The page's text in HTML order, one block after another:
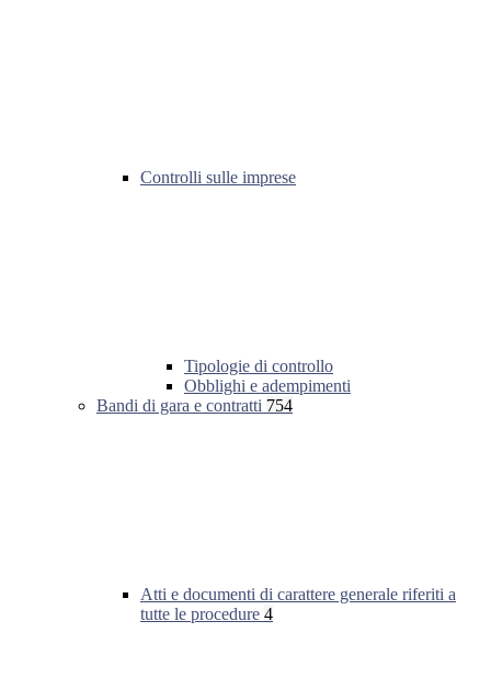
Controlli sulle imprese
Tipologie di controllo
Obblighi e adempimenti
Bandi di gara e contratti 754
Atti e documenti di carattere generale riferiti a
tutte le procedure 4